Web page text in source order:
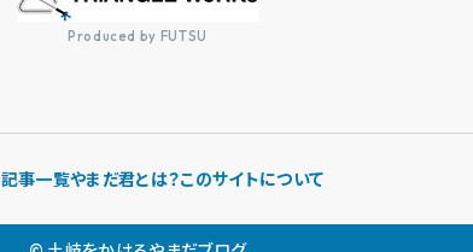
Produced by FUTSU
記事一覧やまだ君とは？このサイトについて